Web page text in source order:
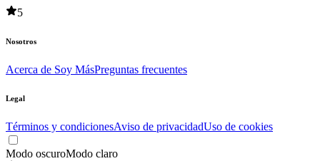
5
Nosotros
Acerca de Soy MásPreguntas frecuentes
Legal
Términos y condicionesAviso de privacidadUso de cookies
Modo oscuroModo claro